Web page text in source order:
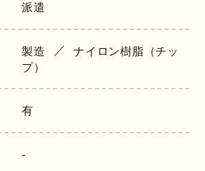
派遣
製造
ナイロン樹脂（チッ
プ）
有
-